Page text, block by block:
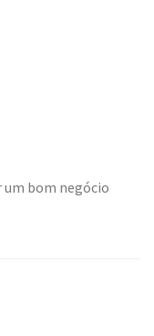
um bom negócio